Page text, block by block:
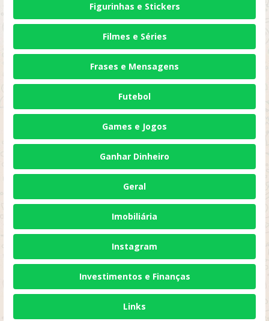
Figurinhas e Stickers
Filmes e Séries
Frases e Mensagens
Futebol
Games e Jogos
Ganhar Dinheiro
Geral
Imobiliária
Instagram
Investimentos e Finanças
Links